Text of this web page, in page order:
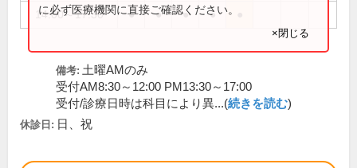
14:00～17:30 ● ● ● ●
に必ず医療機関に直接ご確認ください。
×閉じる
備考: 土曜AMのみ
受付AM8:30～12:00 PM13:30～17:00
受付/診療日時は科目により異...(続きを読む)
休診日: 日、祝